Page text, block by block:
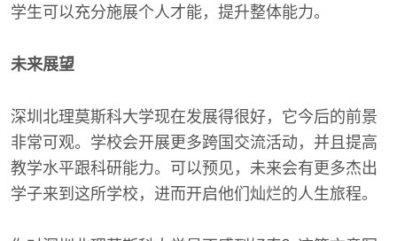
学生可以充分施展个人才能，提升整体能力。
未来展望
深圳北理莫斯科大学现在发展得很好，它今后的前景
非常可观。学校会开展更多跨国交流活动，并且提高
教学水平跟科研能力。可以预见，未来会有更多杰出
学子来到这所学校，进而开启他们灿烂的人生旅程。